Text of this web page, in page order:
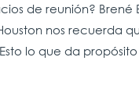
de reunión? Brené
nos recuerda
lo que da